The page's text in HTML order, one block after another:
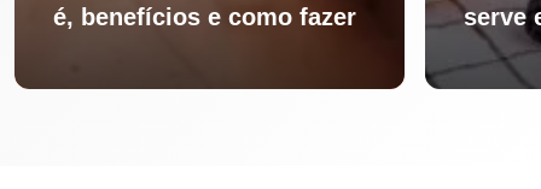
é, benefícios e como fazer
serve